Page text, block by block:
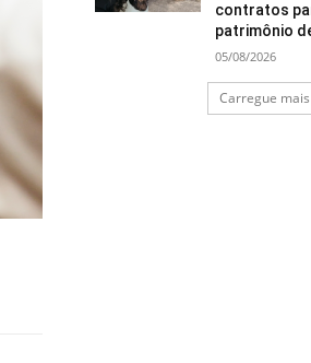
contratos
patrimônio
05/08/2026
Carregue mais